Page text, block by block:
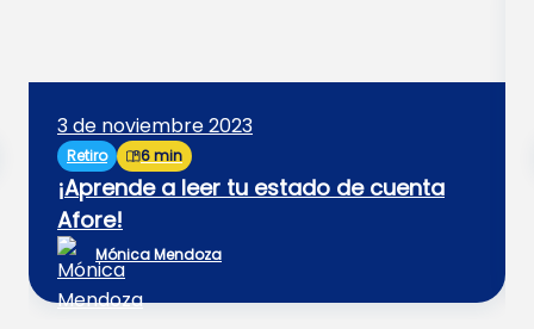
3 de noviembre 2023
Retiro 6 min
¡Aprende a leer tu estado de cuenta
Afore!
Mónica Mendoza